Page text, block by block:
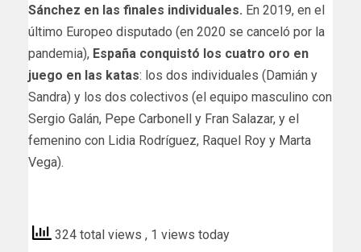
Sánchez en las finales individuales. En 2019, en el
último Europeo disputado (en 2020 se canceló por la
pandemia), España conquistó los cuatro oro en
juego en las katas: los dos individuales (Damián y
Sandra) y los dos colectivos (el equipo masculino con
Sergio Galán, Pepe Carbonell y Fran Salazar, y el
femenino con Lidia Rodríguez, Raquel Roy y Marta
Vega).
324 total views , 1 views today